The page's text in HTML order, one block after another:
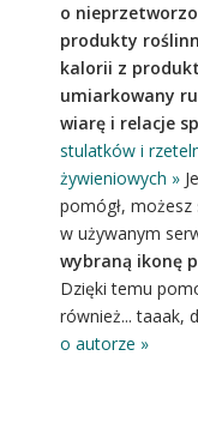
o
produkty
kalorii z
umiarkowany
wiarę i relacje
stulatków i
żywieniowych »
pomógł,
w używanym
wybraną ikonę
Dzięki temu
również... taaak,
o autorze »